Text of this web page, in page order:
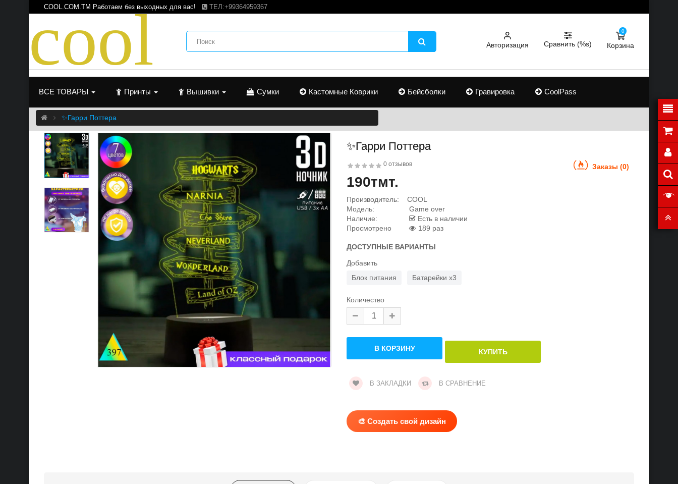
cool
COOL.COM.TM Работаем без выходных для вас! ТЕЛ:+99364959367
Авторизация Сравнить (%s) Корзина
0
ВСЕ ТОВАРЫ Принты Вышивки Сумки Кастомные Коврики Бейсболки Гравировка CoolPass
✨Гарри Поттера
✨Гарри Поттера
0 отзывов Заказы (0)
190тмт.
Производитель:
COOL
Модель:
Game over
Наличие:
Есть в наличии
Просмотрено
189 раз
ДОСТУПНЫЕ ВАРИАНТЫ
Добавить
Блок питания Батарейки x3
Количество
В ЗАКЛАДКИ В СРАВНЕНИЕ
🎨 Создать свой дизайн